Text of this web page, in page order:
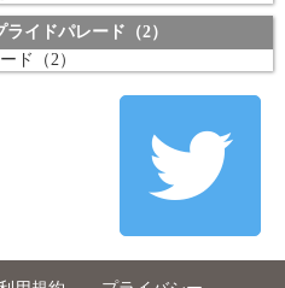
イドパレード（2）